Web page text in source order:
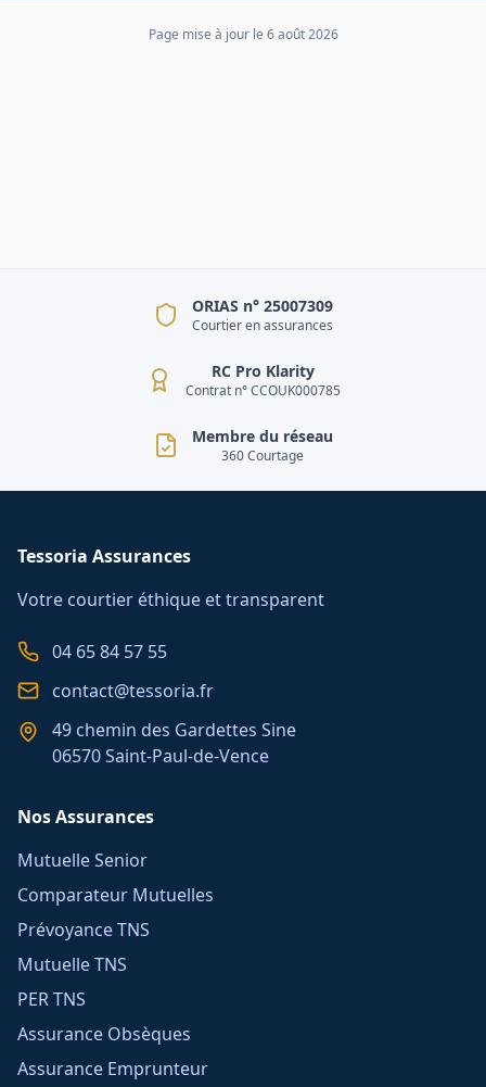
Page mise à jour le 6 août 2026
ORIAS n° 25007309
Courtier en assurances
RC Pro Klarity
Contrat n° CCOUK000785
Membre du réseau
360 Courtage
Tessoria Assurances
Votre courtier éthique et transparent
04 65 84 57 55
contact@tessoria.fr
49 chemin des Gardettes Sine
06570 Saint-Paul-de-Vence
Nos Assurances
Mutuelle Senior
Comparateur Mutuelles
Prévoyance TNS
Mutuelle TNS
PER TNS
Assurance Obsèques
Assurance Emprunteur